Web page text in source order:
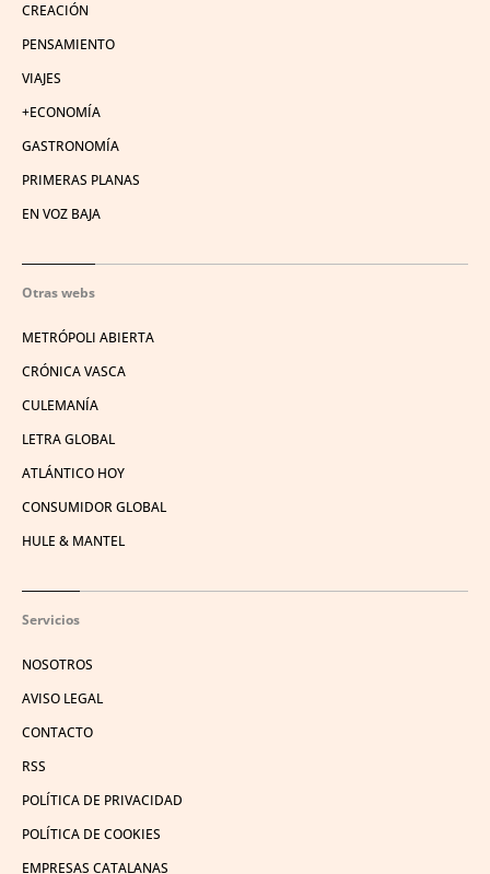
CREACIÓN
PENSAMIENTO
VIAJES
+ECONOMÍA
GASTRONOMÍA
PRIMERAS PLANAS
EN VOZ BAJA
Otras webs
METRÓPOLI ABIERTA
CRÓNICA VASCA
CULEMANÍA
LETRA GLOBAL
ATLÁNTICO HOY
CONSUMIDOR GLOBAL
HULE & MANTEL
Servicios
NOSOTROS
AVISO LEGAL
CONTACTO
RSS
POLÍTICA DE PRIVACIDAD
POLÍTICA DE COOKIES
EMPRESAS CATALANAS